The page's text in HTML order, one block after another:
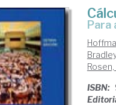
Rosen,
ISBN: